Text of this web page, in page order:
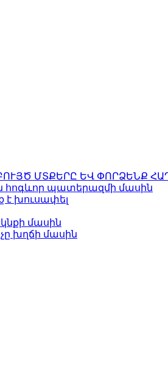
ՄՏՔԵՐԸ ԵՎ ՓՈՐՁԵՆՔ
հոգևոր պատերազմի մասին
է խուսափել
մասին
խղճի մասին